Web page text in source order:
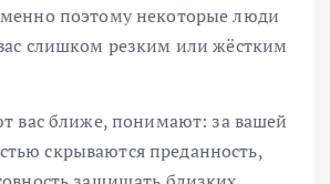
поэтому некоторые люди
слишком резким или жёстким
вас ближе, понимают: за вашей
скрываются преданность,